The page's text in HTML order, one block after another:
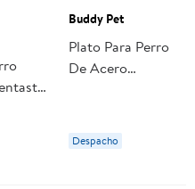
Buddy Pet
Plato Para Perro
De Acero
Despacho